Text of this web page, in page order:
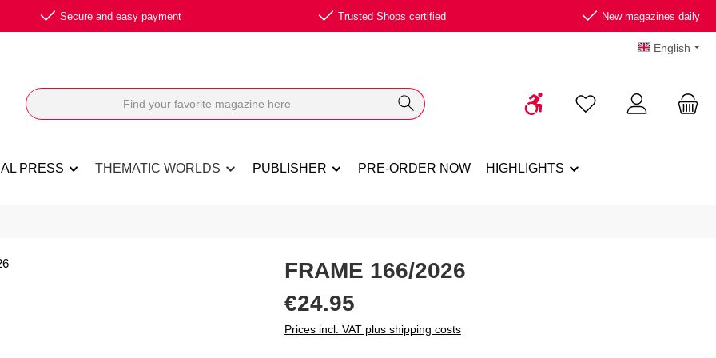
Secure and easy payment Trusted Shops certified New magazines daily
English
Show toolbarYou have 0 wishlist
PRESS THEMATIC WORLDS PUBLISHER PRE-ORDER NOW HIGHLIGHTS
FRAME 166/2026
Regular price:
€24.95
Prices incl. VAT plus shipping costs